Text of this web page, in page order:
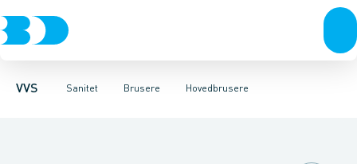
VVS Sanitet
Rør & fittingsPressfittings & rørKuglehaner & ventiler
Brusere
Toiletter, sæder og cisterner VaskeArmaturer
Hovedbrusere
HåndbrusereBruseslanger BrusesætBrusestænger